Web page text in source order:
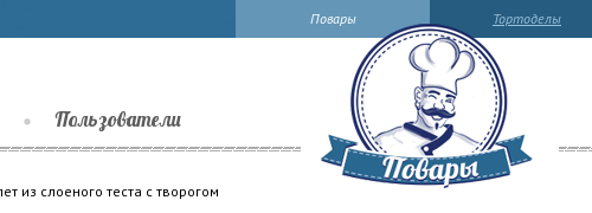
Тортоделы
Повары
Пользователи
из слоеного теста с творогом